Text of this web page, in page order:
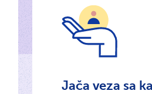
Jača veza sa